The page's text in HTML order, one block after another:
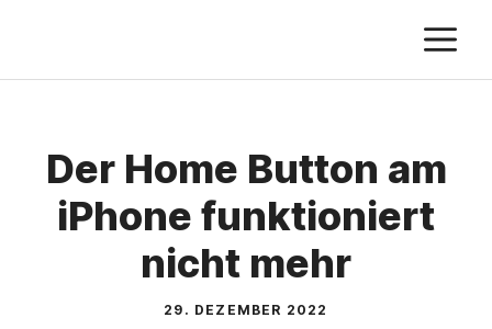
springen
Der Home Button am
iPhone funktioniert
nicht mehr
29. DEZEMBER 2022